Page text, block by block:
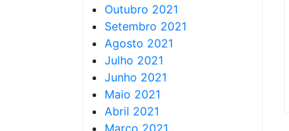
Outubro 2021
Setembro 2021
Agosto 2021
Julho 2021
Junho 2021
Maio 2021
Abril 2021
Março 2021